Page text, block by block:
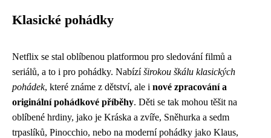
Klasické pohádky
Netflix se stal oblíbenou platformou pro sledování filmů a
seriálů, a to i pro pohádky. Nabízíširokou škálu klasických
pohádek, které známe z dětství, ale i nové zpracování a
originální pohádkové příběhy. Děti se tak mohou těšit na
oblíbené hrdiny, jako je Kráska a zvíře, Sněhurka a sedm
trpaslíků, Pinocchio, nebo na moderní pohádky jako Klaus,